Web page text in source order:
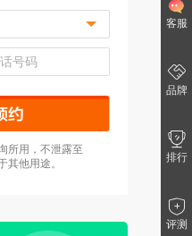
所用，不泄露至
其他用途。
客服
品牌
排行
评测